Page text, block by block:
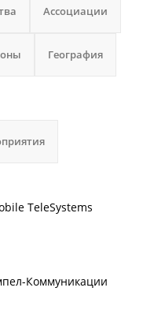
Ассоциации
География
TeleSystems
Коммуникации